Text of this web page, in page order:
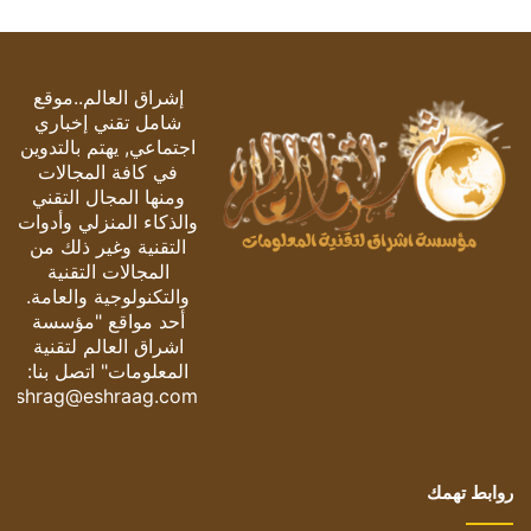
إشراق العالم..موقع
شامل تقني إخباري
اجتماعي, يهتم بالتدوين
في كافة المجالات
ومنها المجال التقني
والذكاء المنزلي وأدوات
التقنية وغير ذلك من
المجالات التقنية
والتكنولوجية والعامة.
أحد مواقع "مؤسسة
اشراق العالم لتقنية
المعلومات" اتصل بنا:
eshrag@eshraag.com
روابط تهمك